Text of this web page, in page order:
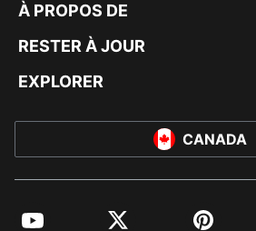
À PROPOS DE
RESTER À JOUR
EXPLORER
CANADA
YouTube Twitter Pinterest